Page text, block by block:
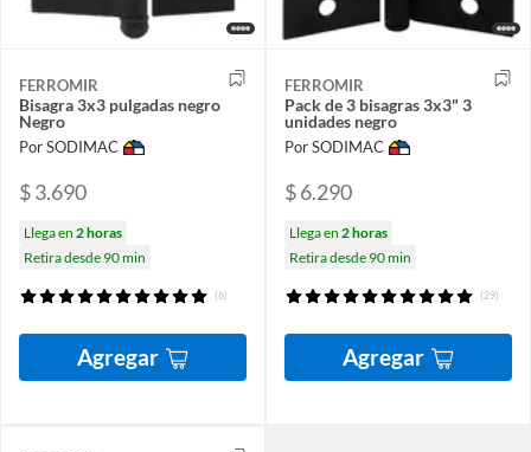
FERROMIR
Bisagra 3x3 pulgadas negro
Negro
Por SODIMAC
$ 3.690
Llega en 2 horas
Retira desde 90 min
(6)
Agregar
FERROMIR
Pack de 3 bisagras 3x3" 3
unidades negro
Por SODIMAC
$ 6.290
Llega en 2 horas
Retira desde 90 min
(29)
Agregar